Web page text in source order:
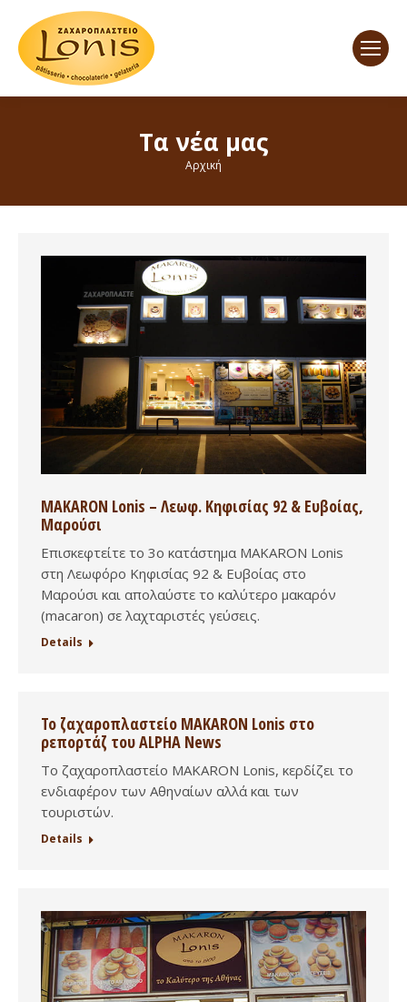
Τα νέα μας
You are here:
Αρχική
MAKARON Lonis – Λεωφ. Κηφισίας 92 & Ευβοίας,
Μαρούσι
Επισκεφτείτε το 3ο κατάστημα MAKARON Lonis
στη Λεωφόρο Κηφισίας 92 & Ευβοίας στο
Μαρούσι και απολαύστε το καλύτερο μακαρόν
(macaron) σε λαχταριστές γεύσεις.
Details
Το ζαχαροπλαστείο MAKARON Lonis στο
ρεπορτάζ του ALPHA News
Το ζαχαροπλαστείο MAKARON Lonis, κερδίζει το
ενδιαφέρον των Αθηναίων αλλά και των
τουριστών.
Details